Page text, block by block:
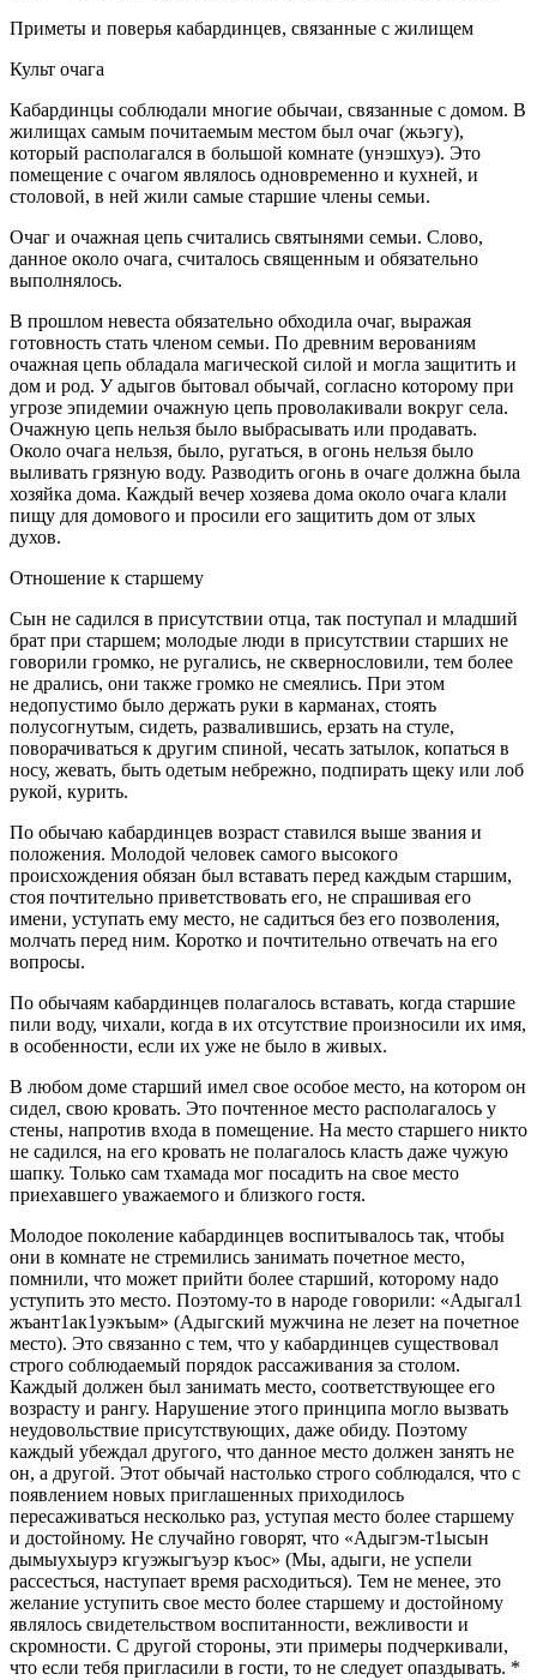
Приметы и поверья кабардинцев, связанные с жилищем
Культ очага
Кабардинцы соблюдали многие обычаи, связанные с домом. В
жилищах самым почитаемым местом был очаг (жьэгу),
который располагался в большой комнате (унэшхуэ). Это
помещение с очагом являлось одновременно и кухней, и
столовой, в ней жили самые старшие члены семьи.
Очаг и очажная цепь считались святынями семьи. Слово,
данное около очага, считалось священным и обязательно
выполнялось.
В прошлом невеста обязательно обходила очаг, выражая
готовность стать членом семьи. По древним верованиям
очажная цепь обладала магической силой и могла защитить и
дом и род. У адыгов бытовал обычай, согласно которому при
угрозе эпидемии очажную цепь проволакивали вокруг села.
Очажную цепь нельзя было выбрасывать или продавать.
Около очага нельзя, было, ругаться, в огонь нельзя было
выливать грязную воду. Разводить огонь в очаге должна была
хозяйка дома. Каждый вечер хозяева дома около очага клали
пищу для домового и просили его защитить дом от злых
духов.
Отношение к старшему
Сын не садился в присутствии отца, так поступал и младший
брат при старшем; молодые люди в присутствии старших не
говорили громко, не ругались, не сквернословили, тем более
не дрались, они также громко не смеялись. При этом
недопустимо было держать руки в карманах, стоять
полусогнутым, сидеть, развалившись, ерзать на стуле,
поворачиваться к другим спиной, чесать затылок, копаться в
носу, жевать, быть одетым небрежно, подпирать щеку или лоб
рукой, курить.
По обычаю кабардинцев возраст ставился выше звания и
положения. Молодой человек самого высокого
происхождения обязан был вставать перед каждым старшим,
стоя почтительно приветствовать его, не спрашивая его
имени, уступать ему место, не садиться без его позволения,
молчать перед ним. Коротко и почтительно отвечать на его
вопросы.
По обычаям кабардинцев полагалось вставать, когда старшие
пили воду, чихали, когда в их отсутствие произносили их имя,
в особенности, если их уже не было в живых.
В любом доме старший имел свое особое место, на котором он
сидел, свою кровать. Это почтенное место располагалось у
стены, напротив входа в помещение. На место старшего никто
не садился, на его кровать не полагалось класть даже чужую
шапку. Только сам тхамада мог посадить на свое место
приехавшего уважаемого и близкого гостя.
Молодое поколение кабардинцев воспитывалось так, чтобы
они в комнате не стремились занимать почетное место,
помнили, что может прийти более старший, которому надо
уступить это место. Поэтому-то в народе говорили: «Адыгал1
жъант1ак1уэкъым» (Адыгский мужчина не лезет на почетное
место). Это связанно с тем, что у кабардинцев существовал
строго соблюдаемый порядок рассаживания за столом.
Каждый должен был занимать место, соответствующее его
возрасту и рангу. Нарушение этого принципа могло вызвать
неудовольствие присутствующих, даже обиду. Поэтому
каждый убеждал другого, что данное место должен занять не
он, а другой. Этот обычай настолько строго соблюдался, что с
появлением новых приглашенных приходилось
пересаживаться несколько раз, уступая место более старшему
и достойному. Не случайно говорят, что «Адыгэм-т1ысын
дымыухыурэ кгуэжыгъуэр къос» (Мы, адыги, не успели
рассесться, наступает время расходиться). Тем не менее, это
желание уступить свое место более старшему и достойному
являлось свидетельством воспитанности, вежливости и
скромности. С другой стороны, эти примеры подчеркивали,
что если тебя пригласили в гости, то не следует опаздывать. *